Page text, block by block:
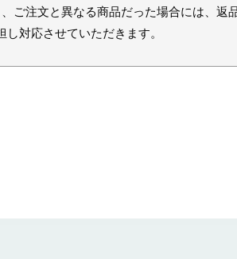
と異なる商品だった場合には、返品
し対応させていただきます。